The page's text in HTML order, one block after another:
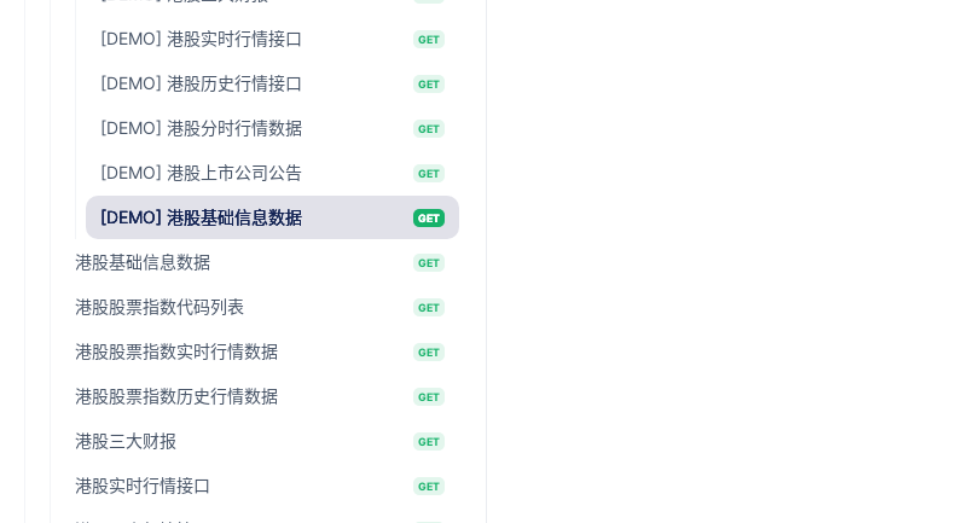
[DEMO] 港股实时行情接口 GET
[DEMO] 港股历史行情接口 GET
[DEMO] 港股分时行情数据 GET
[DEMO] 港股上市公司公告 GET
[DEMO] 港股基础信息数据 GET
港股基础信息数据 GET
港股股票指数代码列表 GET
港股股票指数实时行情数据 GET
港股股票指数历史行情数据 GET
港股三大财报 GET
港股实时行情接口 GET